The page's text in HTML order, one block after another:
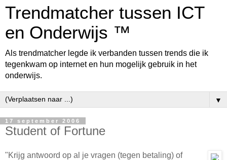
Trendmatcher tussen ICT
en Onderwijs ™
Als trendmatcher legde ik verbanden tussen trends die ik
tegenkwam op internet en hun mogelijk gebruik in het
onderwijs.
▼
17 september 2006
Student of Fortune
"Krijg antwoord op al je vragen (tegen betaling) of